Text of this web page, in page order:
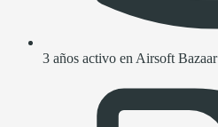
3 años activo en Airsoft Bazaar